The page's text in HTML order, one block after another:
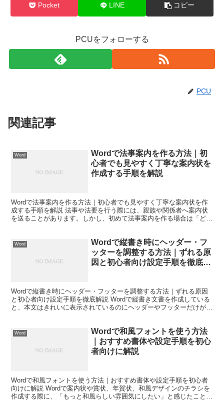
Pocket LINE コピー
PCUをフォローする
PCU
関連記事
Word
Wordで法事案内を作る方法｜初
心者でも見やすく丁寧な案内状を
作成する手順を解説
Wordで法事案内を作る方法｜初心者でも見やすく丁寧な案内状を作
成する手順を解説 法事や法要を行う際には、親族や関係者へ案内状
を送ることがあります。しかし、初めて法事案内を作る場合は「どの
Word
Wordで縦書き時にヘッダー・フ
ッターを調整する方法｜ずれる原
因と初心者向け設定手順を徹底解
Wordで縦書き時にヘッダー・フッターを調整する方法｜ずれる原因
と初心者向け設定手順を徹底解説 Wordで縦書き文書を作成している
と、本文はきれいに表示されているのにヘッダーやフッターだけが思
Word
Wordで和風フォントを使う方法
｜おすすめ書体や設定手順を初心
者向けに解説
Wordで和風フォントを使う方法｜おすすめ書体や設定手順を初心者
向けに解説 Wordで案内状や賞状、年賀状、和風デザインのチラシを
作成する際に、「もっと和風らしい雰囲気にしたい」と感じたことは